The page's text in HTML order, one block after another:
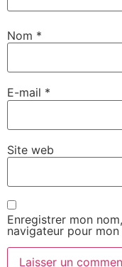
Nom *
E-mail *
Site web
Enregistrer mon
navigateur pour